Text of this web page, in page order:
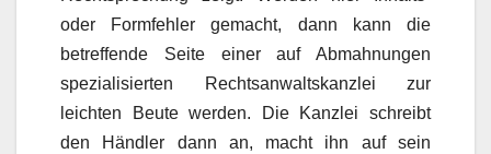
oder Formfehler gemacht, dann kann die
betreffende Seite einer auf Abmahnungen
spezialisierten Rechtsanwaltskanzlei zur
leichten Beute werden. Die Kanzlei schreibt
den Händler dann an, macht ihn auf sein